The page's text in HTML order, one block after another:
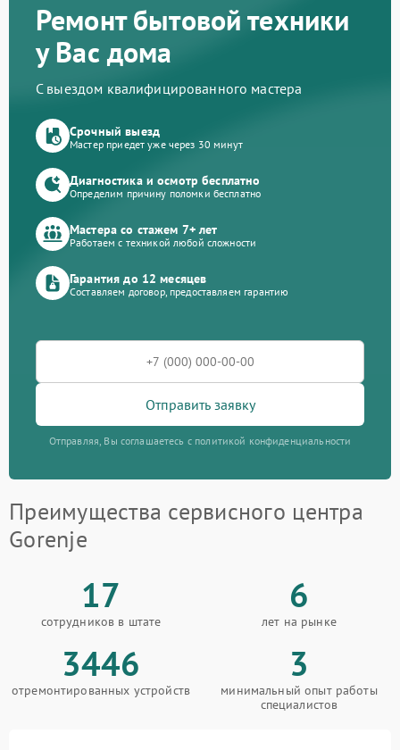
Ремонт бытовой техники
у Вас дома
С выездом квалифицированного мастера
Срочный выезд
Мастер приедет уже через 30 минут
Диагностика и осмотр бесплатно
Определим причину поломки бесплатно
Мастера со стажем 7+ лет
Работаем с техникой любой сложности
Гарантия до 12 месяцев
Составляем договор, предоставляем гарантию
Отправить заявку
Отправляя, Вы соглашаетесь с политикой конфиденциальности
Преимущества сервисного центра
Gorenje
17
сотрудников в штате
6
лет на рынке
3446
отремонтированных устройств
3
минимальный опыт работы
специалистов